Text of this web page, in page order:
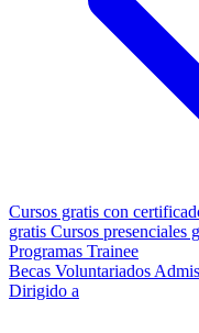
Cursos gratis con
gratis Cursos presenciales
Programas Trainee
Becas Voluntariados
Dirigido a